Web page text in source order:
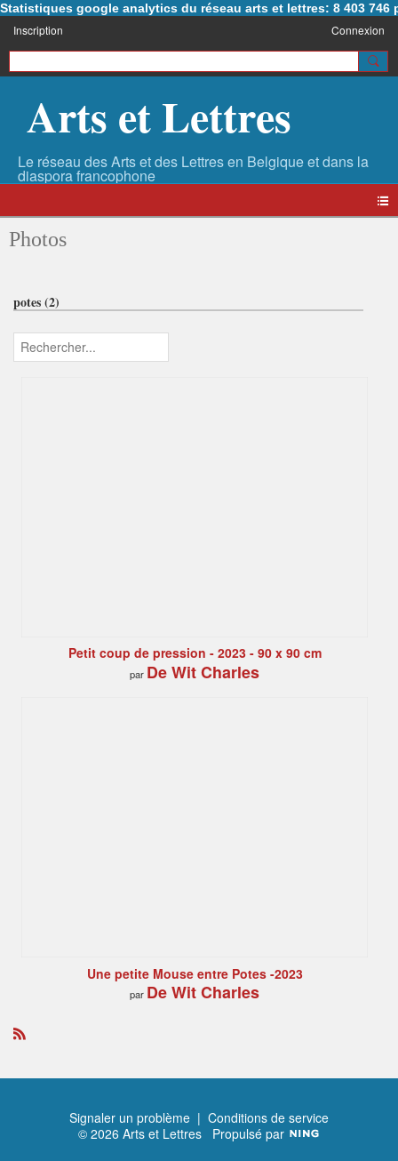
Statistiques google analytics du réseau arts et lettres: 8 403 746
Inscription Connexion
Arts et Lettres
Photos
potes (2)
Petit coup de pression - 2023 - 90 x 90 cm
par De Wit Charles
Une petite Mouse entre Potes -2023
par De Wit Charles
R
Signaler un problème | Conditions de service
© 2026 Arts et Lettres Propulsé par